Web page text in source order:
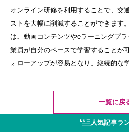
オンライン研修を利用することで、交
ストを大幅に削減することができます
は、動画コンテンツやeラーニングプ
業員が自分のペースで学習することが
ォローアップが容易となり、継続的な
一覧に戻
人気記事ラ